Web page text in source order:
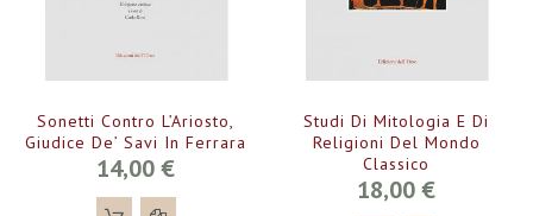
Sonetti Contro L’Ariosto,
Giudice De’ Savi In Ferrara
14,00 €
Studi Di Mitologia E Di
Religioni Del Mondo
Classico
18,00 €